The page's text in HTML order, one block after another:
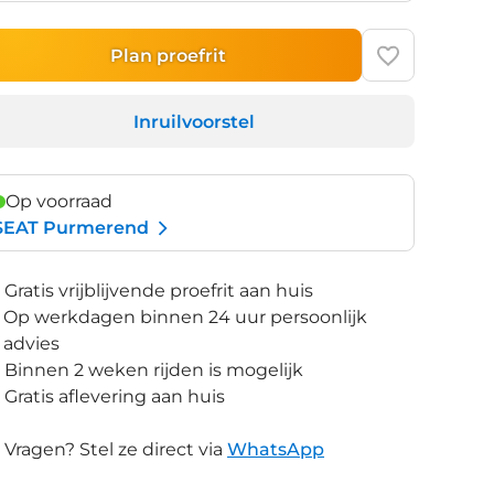
Plan proefrit
Inruilvoorstel
Op voorraad
Purmerend
Gratis vrijblijvende proefrit aan huis
Op werkdagen binnen 24 uur persoonlijk
advies
Binnen 2 weken rijden is mogelijk
Gratis aflevering aan huis
Vragen? Stel ze direct via WhatsApp